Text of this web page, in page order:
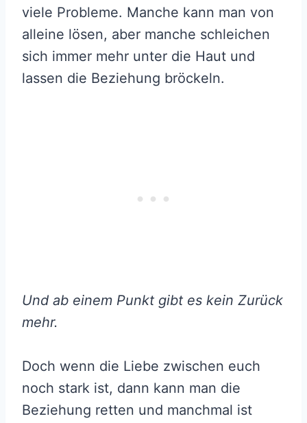
viele Probleme. Manche kann man von
alleine lösen, aber manche schleichen
sich immer mehr unter die Haut und
lassen die Beziehung bröckeln.
Und ab einem Punkt gibt es kein Zurück
mehr.
Doch wenn die Liebe zwischen euch
noch stark ist, dann kann man die
Beziehung retten und manchmal ist